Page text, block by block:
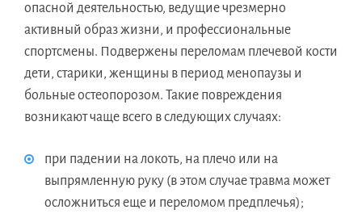
опасной деятельностью, ведущие чрезмерно
активный образ жизни, и профессиональные
спортсмены. Подвержены переломам плечевой кости
дети, старики, женщины в период менопаузы и
больные остеопорозом. Такие повреждения
возникают чаще всего в следующих случаях:
при падении на локоть, на плечо или на
выпрямленную руку (в этом случае травма может
осложниться еще и переломом предплечья);